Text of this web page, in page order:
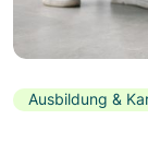
Ausbildung &